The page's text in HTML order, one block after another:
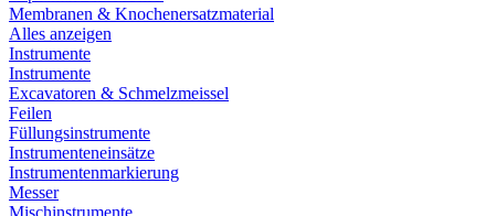
Membranen & Knochenersatzmaterial
Alles anzeigen
Instrumente
Instrumente
Excavatoren & Schmelzmeissel
Feilen
Füllungsinstrumente
Instrumenteneinsätze
Instrumentenmarkierung
Messer
Mischinstrumente